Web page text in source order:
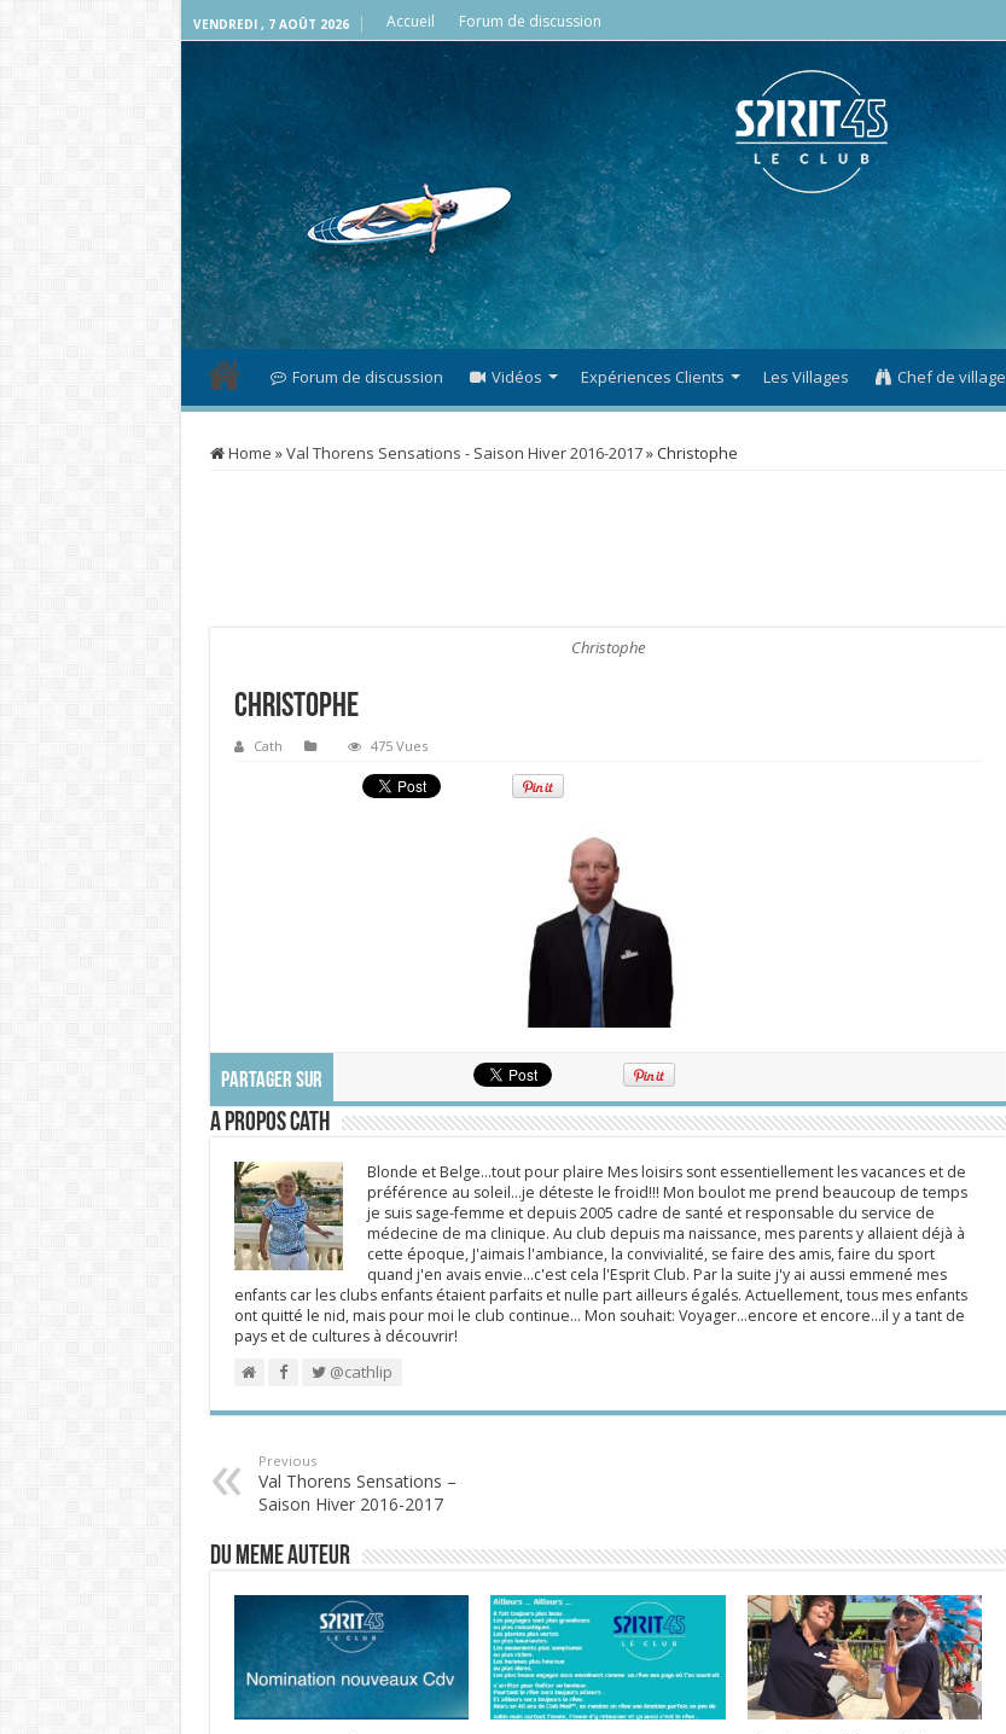
VENDREDI , 7 AOÛT 2026 Accueil Forum de discussion
Forum de discussion Vidéos Expériences Clients Les Villages Chef de village
Home »Val Thorens Sensations - Saison Hiver 2016-2017»Christophe
Christophe
Christophe
Cath 475 Vues
PARTAGER SUR
A propos Cath
Blonde et Belge...tout pour plaire Mes loisirs sont essentiellement les vacances et de
préférence au soleil...je déteste le froid!!! Mon boulot me prend beaucoup de temps
je suis sage-femme et depuis 2005 cadre de santé et responsable du service de
médecine de ma clinique. Au club depuis ma naissance, mes parents y allaient déjà à
cette époque, J'aimais l'ambiance, la convivialité, se faire des amis, faire du sport
quand j'en avais envie...c'est cela l'Esprit Club. Par la suite j'y ai aussi emmené mes
enfants car les clubs enfants étaient parfaits et nulle part ailleurs égalés. Actuellement, tous mes enfants
ont quitté le nid, mais pour moi le club continue... Mon souhait: Voyager...encore et encore...il y a tant de
pays et de cultures à découvrir!
@cathlip
Previous
Val Thorens Sensations –
Saison Hiver 2016-2017
DU MEME AUTEUR